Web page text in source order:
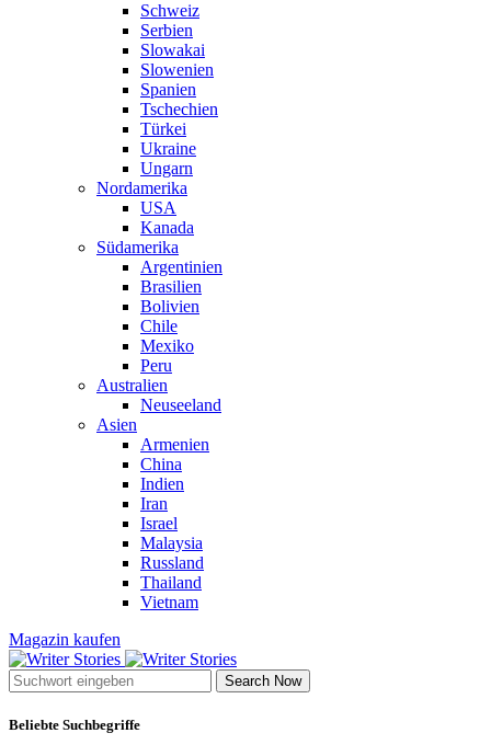
Schweiz
Serbien
Slowakai
Slowenien
Spanien
Tschechien
Türkei
Ukraine
Ungarn
Nordamerika
USA
Kanada
Südamerika
Argentinien
Brasilien
Bolivien
Chile
Mexiko
Peru
Australien
Neuseeland
Asien
Armenien
China
Indien
Iran
Israel
Malaysia
Russland
Thailand
Vietnam
Magazin kaufen
Search Now
Beliebte Suchbegriffe